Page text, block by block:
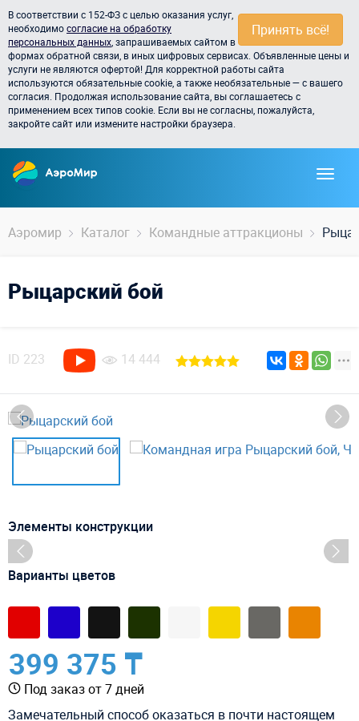
Принять всё!
В соответствии с 152-ФЗ с целью оказания услуг,
необходимосогласие на обработку
персональных данных , запрашиваемых сайтом в
формах обратной связи, в иных цифровых сервисах. Объявленные цены и
услуги не являются офертой! Для корректной работы сайта
используются обязательные cookie, а также необязательные — с вашего
согласия. Продолжая использование сайта, вы соглашаетесь с
применением всех типов cookie. Если вы не согласны, пожалуйста,
закройте сайт или измените настройки браузера.
Аэромир Каталог Командные аттракционы
Рыцарский бой
ID 223 14 444
Элементы конструкции
Варианты цветов
399 375 ₸
Под заказ от 7 дней
Замечательный способ оказаться в почти настоящем